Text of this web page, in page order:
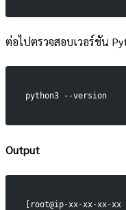
ต่อไปตรวจสอบเวอร์ชัน
python3 --version
Output
[root@ip-xx-xx-xx-